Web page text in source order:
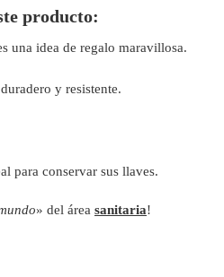
producto:
una idea de regalo maravillosa.
y resistente.
para conservar sus llaves.
» del área sanitaria!